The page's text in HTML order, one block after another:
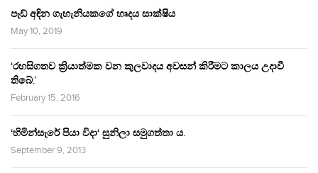
පෑඩ් අඳින ගැහැනියකගේ හෘදය සාක්ෂිය
May 10, 2019
‘රහසිගතව ක්‍රියාත්මක වන කුලවාදය අවසන් කිරීමට කාලය උදාවී
තිබේ.’
February 15, 2016
‘හිමින්සැරේ පියා විදා‘ සුනිලා සමුගත්තා ය.
September 9, 2013